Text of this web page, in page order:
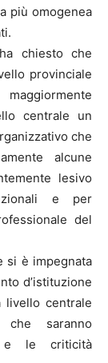
più omogenea
chiesto che
provinciale
centrale un
che
alcune
lesivo
e per
del
si è impegnata
d’istituzione
livello centrale
saranno
e le criticità